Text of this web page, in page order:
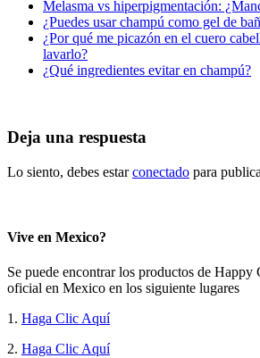
Melasma vs hiperpigmentación:
¿Puedes usar champú como gel de
¿Por qué me picazón en el cuero
lavarlo?
¿Qué ingredientes evitar en champú?
Deja una respuesta
Lo siento, debes estarconectado para
Vive en Mexico?
Se puede encontrar los productos de
oficial en Mexico en los siguiente lugares
1. Haga Clic Aquí
2. Haga Clic Aquí